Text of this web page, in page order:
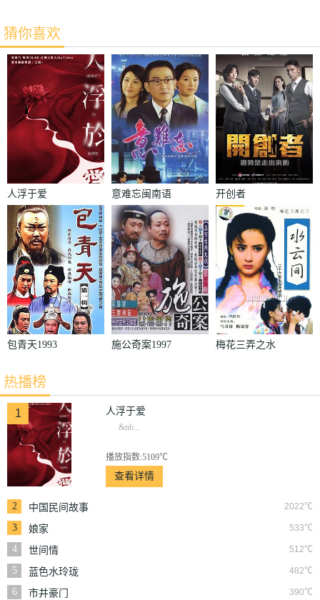
猜你喜欢
人浮于爱 意难忘闽南语 开创者
包青天1993 施公奇案1997
梅花三弄之水
热播榜
1 人浮于爱
&nb...
播放指数:5109℃
查看详情
2 2022℃
中国民间故事
3
533℃
娘家
4
512℃
世间情
5
482℃
蓝色水玲珑
6
390℃
市井豪门